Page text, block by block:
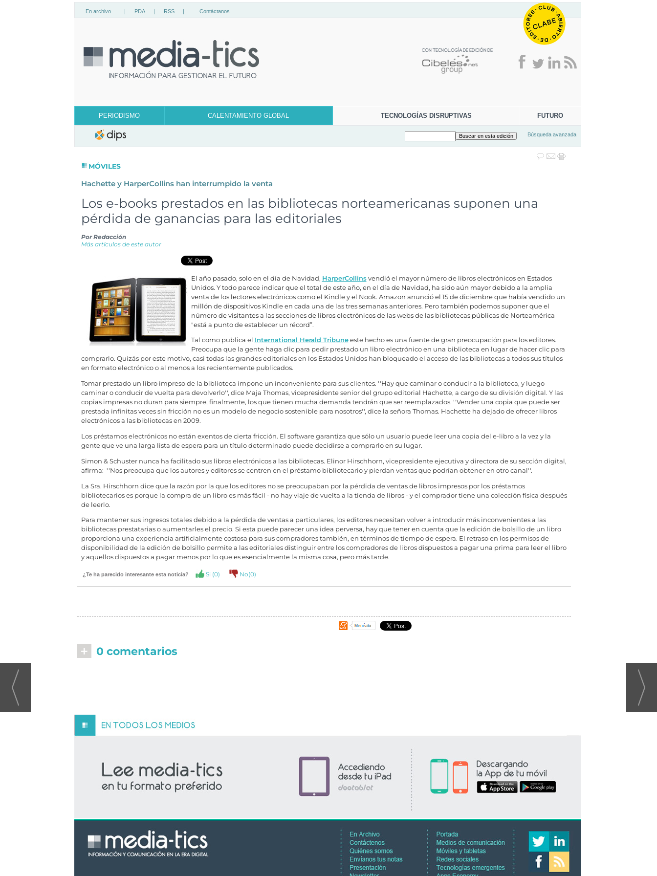
En archivo | PDA | RSS | Contáctanos
PERIODISMO CALENTAMIENTO GLOBAL TECNOLOGÍAS DISRUPTIVAS FUTURO
Búsqueda avanzada
MÓVILES
Hachette y HarperCollins han interrumpido la venta
Los e-books prestados en las bibliotecas norteamericanas suponen una
pérdida de ganancias para las editoriales
PorRedacción
Más artículos de este autor
El año pasado, solo en el día de Navidad, HarperCollinsvendió el mayor número de libros electrónicos en Estados
Unidos. Y todo parece indicar que el total de este año, en el día de Navidad, ha sido aún mayor debido a la amplia
venta de los lectores electrónicos como el Kindle y el Nook. Amazon anunció el 15 de diciembre que había vendido un
millón de dispositivos Kindle en cada una de las tres semanas anteriores. Pero también podemos suponer que el
número de visitantes a las secciones de libros electrónicos de las webs de las bibliotecas públicas de Norteamérica
"está a punto de establecer un récord”.
Tal como publica el International Herald Tribuneeste hecho es una fuente de gran preocupación para los editores.
Preocupa que la gente haga clic para pedir prestado un libro electrónico en una biblioteca en lugar de hacer clic para
comprarlo. Quizás por este motivo, casi todas las grandes editoriales en los Estados Unidos han bloqueado el acceso de las bibliotecas a todos sus títulos
en formato electrónico o al menos a los recientemente publicados.
Tomar prestado un libro impreso de la biblioteca impone un inconveniente para sus clientes. ''Hay que caminar o conducir a la biblioteca, y luego
caminar o conducir de vuelta para devolverlo'', dice Maja Thomas, vicepresidente senior del grupo editorial Hachette, a cargo de su división digital. Y las
copias impresas no duran para siempre, finalmente, los que tienen mucha demanda tendrán que ser reemplazados. ''Vender una copia que puede ser
prestada infinitas veces sin fricción no es un modelo de negocio sostenible para nosotros'', dice la señora Thomas. Hachette ha dejado de ofrecer libros
electrónicos a las bibliotecas en 2009.
Los préstamos electrónicos no están exentos de cierta fricción. El software garantiza que sólo un usuario puede leer una copia del e-libro a la vez y la
gente que ve una larga lista de espera para un título determinado puede decidirse a comprarlo en su lugar.
Simon & Schuster nunca ha facilitado sus libros electrónicos a las bibliotecas. Elinor Hirschhorn, vicepresidente ejecutiva y directora de su sección digital,
afirma: ''Nos preocupa que los autores y editores se centren en el préstamo bibliotecario y pierdan ventas que podrían obtener en otro canal''.
La Sra. Hirschhorn dice que la razón por la que los editores no se preocupaban por la pérdida de ventas de libros impresos por los préstamos
bibliotecarios es porque la compra de un libro es más fácil - no hay viaje de vuelta a la tienda de libros - y el comprador tiene una colección física después
de leerlo.
Para mantener sus ingresos totales debido a la pérdida de ventas a particulares, los editores necesitan volver a introducir más inconvenientes a las
bibliotecas prestatarias o aumentarles el precio. Si esta puede parecer una idea perversa, hay que tener en cuenta que la edición de bolsillo de un libro
proporciona una experiencia artificialmente costosa para sus compradores también, en términos de tiempo de espera. El retraso en los permisos de
disponibilidad de la edición de bolsillo permite a las editoriales distinguir entre los compradores de libros dispuestos a pagar una prima para leer el libro
y aquellos dispuestos a pagar menos por lo que es esencialmente la misma cosa, pero más tarde.
¿Te ha parecido interesante esta noticia? Si (0) No(0)
+ 0 comentarios